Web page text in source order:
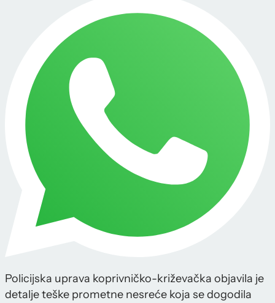
Policijska uprava koprivničko-križevačka objavila je
detalje teške prometne nesreće koja se dogodila